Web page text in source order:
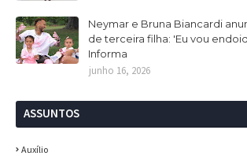
Neymar e Bruna Biancardi
de terceira filha: 'Eu vou
Informa
junho 16, 2026
ASSUNTOS
Auxílio